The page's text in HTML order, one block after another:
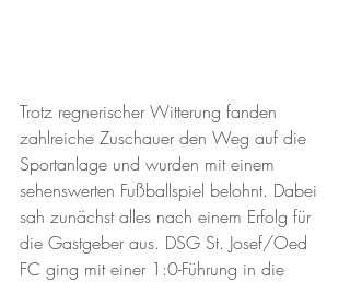
Trotz regnerischer Witterung fanden
zahlreiche Zuschauer den Weg auf die
Sportanlage und wurden mit einem
sehenswerten Fußballspiel belohnt. Dabei
sah zunächst alles nach einem Erfolg für
die Gastgeber aus. DSG St. Josef/Oed
FC ging mit einer 1:0-Führung in die